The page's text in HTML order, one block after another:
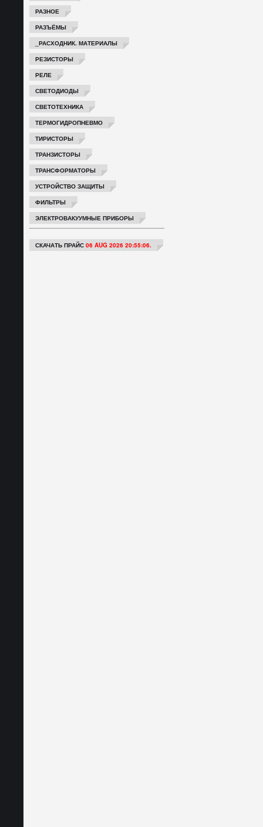
РАЗНОЕ
РАЗЪЁМЫ
_РАСХОДНИК. МАТЕРИАЛЫ
РЕЗИСТОРЫ
РЕЛЕ
СВЕТОДИОДЫ
СВЕТОТЕХНИКА
ТЕРМОГИДРОПНЕВМО
ТИРИСТОРЫ
ТРАНЗИСТОРЫ
ТРАНСФОРМАТОРЫ
УСТРОЙСТВО ЗАЩИТЫ
ФИЛЬТРЫ
ЭЛЕКТРОВАКУУМНЫЕ ПРИБОРЫ
СКАЧАТЬ ПРАЙС 06 AUG 2026 20:55:06.